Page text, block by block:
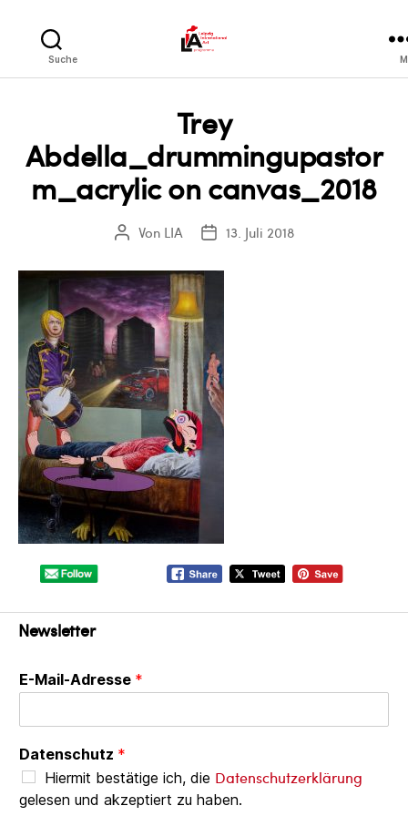
Suche
Trey
Abdella_drummingupastor
m_acrylic on canvas_2018
Beitragsautor
Von LIA Veröffentlichungsdatum
13. Juli 2018
Newsletter
E-Mail-Adresse *
Datenschutz *
Hiermit bestätige ich, die Datenschutzerklärung
gelesen und akzeptiert zu haben.